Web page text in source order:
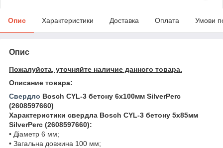
Опис Характеристики Доставка Оплата Умови
Опис
Пожалуйста, уточняйте наличие данного товара.
Описание товара:
Свердло Bosch CYL-3 бетону 6х100мм SilverPerc
(2608597660)
Характеристики свердла Bosch CYL-3 бетону 5х85мм
SilverPerc (2608597660):
• Діаметр 6 мм;
• Загальна довжина 100 мм;